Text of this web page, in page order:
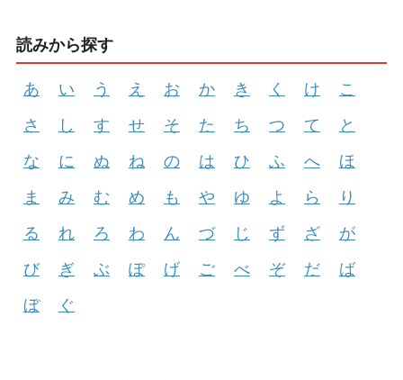
読みから探す
あ い う え お か き く け
こ
さ
し す せ そ た ち つ て
と
な
に ぬ ね の は ひ ふ へ
ほ
ま
み む め も や ゆ よ ら
り
る
れ ろ わ ん づ じ ず ざ
が
び
ぎ ぶ ぽ げ ご べ ぞ だ
ば
ぼ
ぐ